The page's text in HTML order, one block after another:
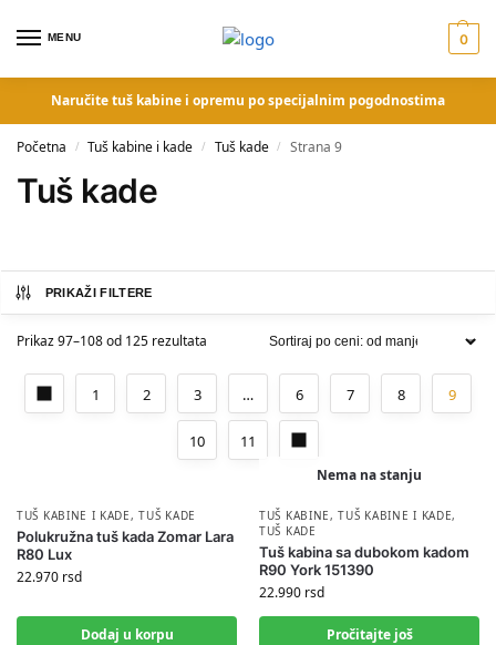
MENU 0
Naručite tuš kabine i opremu po specijalnim pogodnostima
Početna / Tuš kabine i kade / Tuš kade / Strana 9
Tuš kade
PRIKAŽI FILTERE
Prikaz 97–108 od 125 rezultata
1 2 3 … 6 7 8 9
10 11
TUŠ KABINE I KADE,TUŠ KADE
Polukružna tuš kada Zomar Lara
R80 Lux
22.970 rsd
Dodaj u korpu
Nema na stanju
TUŠ KABINE,TUŠ KABINE I KADE,
TUŠ KADE
Tuš kabina sa dubokom kadom
R90 York 151390
22.990 rsd
Pročitajte još